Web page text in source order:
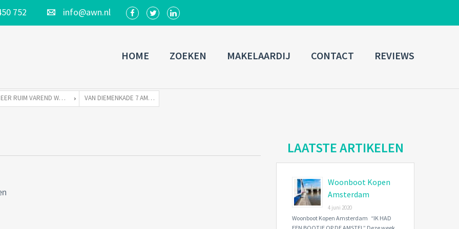
752 info@awn.nl
Username
Connect with:
Forgot
password? SIGN IN
Remember me
HOME ZOEKEN MAKELAARDIJ CONTACT REVIEWS
ZEER RUIM VAREND WOONSCHIP ZONDER LIGPLAATS VAN DIEMENKADE 7 AMSTERDAM-28
LAATSTE ARTIKELEN
Woonboot Kopen
Amsterdam
4 juni 2020
Woonboot Kopen Amsterdam “IK HAD